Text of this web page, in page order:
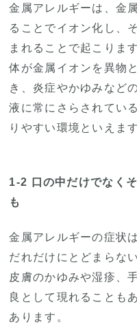
金属アレルギーは、金
ることでイオン化し、
まれることで起こります
体が金属イオンを異物
き、炎症やかゆみなど
液に常にさらされてい
りやすい環境といえます
1-2 口の中だけでなく
も
金属アレルギーの症状
だれだけにとどまらな
皮膚のかゆみや湿疹、
良として現れることも
あります。